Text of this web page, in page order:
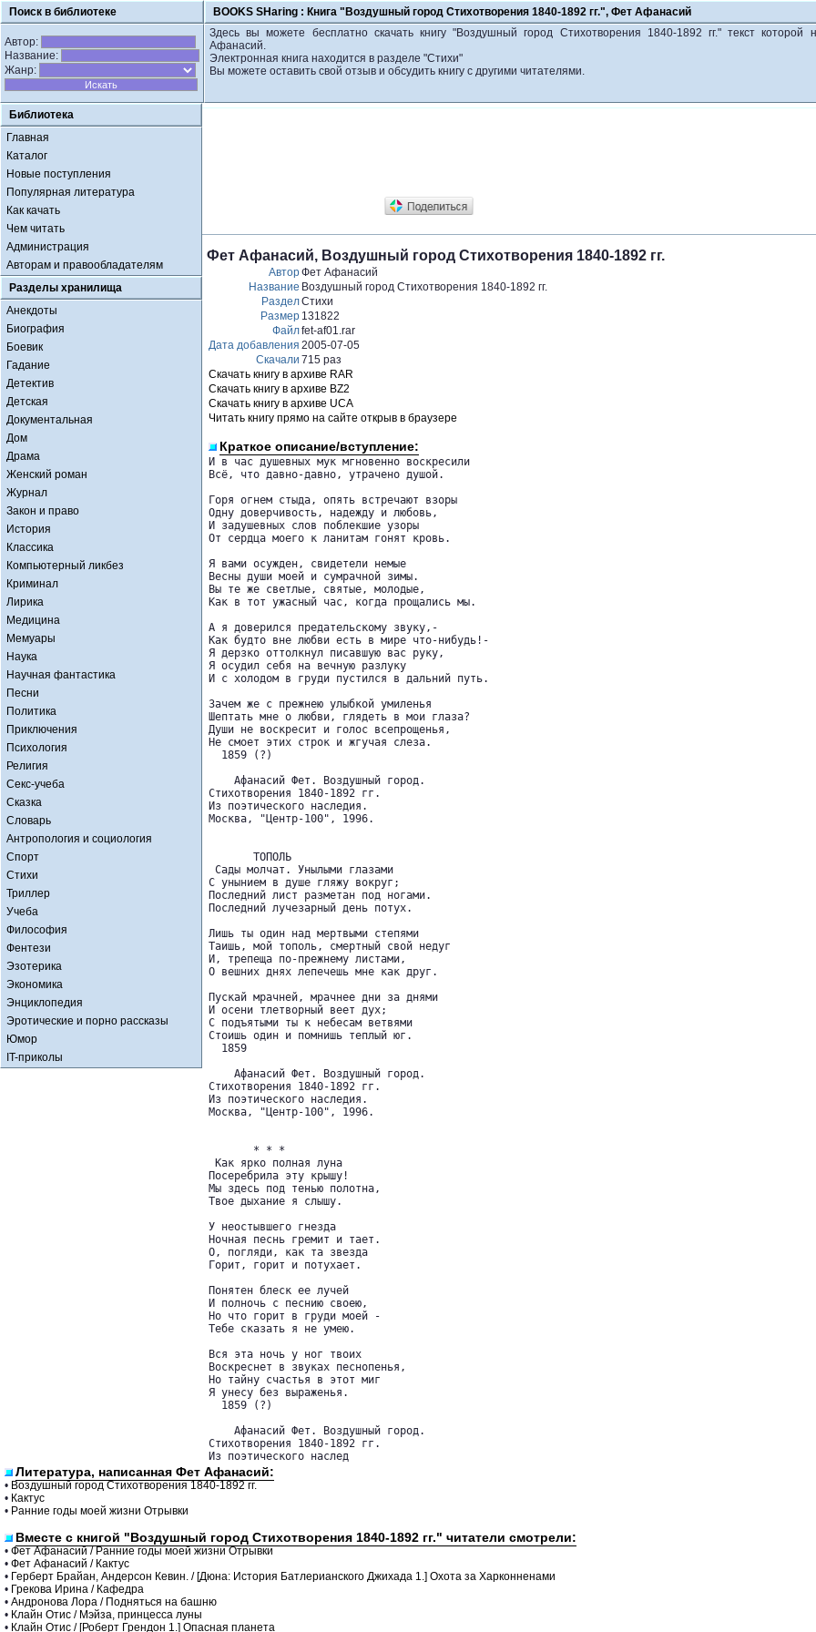
Поиск в библиотеке BOOKS SHaring : Книга "Воздушный город Стихотворения 1840-1892 гг.", Фет Афанасий
Автор:
Название:
Жанр:
Здесь вы можете бесплатно скачать книгу "Воздушный город Стихотворения 1840-1892 гг." текст которой
Афанасий.
Электронная книга находится в разделе "Стихи"
Вы можете оставить свой отзыв и обсудить книгу с другими читателями.
Библиотека
Главная
Каталог
Новые поступления
Популярная литература
Как качать
Чем читать
Администрация
Авторам и правообладателям
Разделы хранилища
Анекдоты
Биография
Боевик
Гадание
Детектив
Детская
Документальная
Дом
Драма
Женский роман
Журнал
Закон и право
История
Классика
Компьютерный ликбез
Криминал
Лирика
Медицина
Мемуары
Наука
Научная фантастика
Песни
Политика
Приключения
Психология
Религия
Секс-учеба
Сказка
Словарь
Антропология и социология
Спорт
Стихи
Триллер
Учеба
Философия
Фентези
Эзотерика
Экономика
Энциклопедия
Эротические и порно рассказы
Юмор
IT-приколы
Фет Афанасий, Воздушный город Стихотворения 1840-1892 гг.
АвторФет Афанасий
Название Воздушный город Стихотворения 1840-1892 гг.
РазделСтихи
Размер 131822
Файлfet-af01.rar
Дата добавления 2005-07-05
Скачали 715 раз
Скачать книгу в архиве RAR
Скачать книгу в архиве BZ2
Скачать книгу в архиве UCA
Читать книгу прямо на сайте открыв в браузере
Краткое описание/вступление:
И в час душевных мук мгновенно воскресили
Всё, что давно-давно, утрачено душой.
Горя огнем стыда, опять встречают взоры
Одну доверчивость, надежду и любовь,
И задушевных слов поблекшие узоры
От сердца моего к ланитам гонят кровь.
Я вами осужден, свидетели немые
Весны души моей и сумрачной зимы.
Вы те же светлые, святые, молодые,
Как в тот ужасный час, когда прощались мы.
А я доверился предательскому звуку,-
Как будто вне любви есть в мире что-нибудь!-
Я дерзко оттолкнул писавшую вас руку,
Я осудил себя на вечную разлуку
И с холодом в груди пустился в дальний путь.
Зачем же с прежнею улыбкой умиленья
Шептать мне о любви, глядеть в мои глаза?
Души не воскресит и голос всепрощенья,
Не смоет этих строк и жгучая слеза.
  1859 (?)
    Афанасий Фет. Воздушный город.
Стихотворения 1840-1892 гг.
Из поэтического наследия.
Москва, "Центр-100", 1996.
       ТОПОЛЬ
Сады молчат. Унылыми глазами
С унынием в душе гляжу вокруг;
Последний лист разметан под ногами.
Последний лучезарный день потух.
Лишь ты один над мертвыми степями
Таишь, мой тополь, смертный свой недуг
И, трепеща по-прежнему листами,
О вешних днях лепечешь мне как друг.
Пускай мрачней, мрачнее дни за днями
И осени тлетворный веет дух;
С подъятыми ты к небесам ветвями
Стоишь один и помнишь теплый юг.
  1859
    Афанасий Фет. Воздушный город.
Стихотворения 1840-1892 гг.
Из поэтического наследия.
Москва, "Центр-100", 1996.
       * * *
Как ярко полная луна
Посеребрила эту крышу!
Мы здесь под тенью полотна,
Твое дыхание я слышу.
У неостывшего гнезда
Ночная песнь гремит и тает.
О, погляди, как та звезда
Горит, горит и потухает.
Понятен блеск ее лучей
И полночь с песнию своею,
Но что горит в груди моей -
Тебе сказать я не умею.
Вся эта ночь у ног твоих
Воскреснет в звуках песнопенья,
Но тайну счастья в этот миг
Я унесу без выраженья.
  1859 (?)
    Афанасий Фет. Воздушный город.
Стихотворения 1840-1892 гг.
Из поэтического наслед
Литература, написанная Фет Афанасий:
• Воздушный город Стихотворения 1840-1892 гг.
• Кактус
• Ранние годы моей жизни Отрывки
Вместе с книгой "Воздушный город Стихотворения 1840-1892 гг." читатели смотрели:
• Фет Афанасий / Ранние годы моей жизни Отрывки
• Фет Афанасий / Кактус
• Герберт Брайан, Андерсон Кевин. / [Дюна: История Батлерианского Джихада 1.] Охота за Харконненами
• Грекова Ирина / Кафедра
• Андронова Лора / Подняться на башню
• Клайн Отис / Мэйза, принцесса луны
• Клайн Отис / [Роберт Грендон 1.] Опасная планета